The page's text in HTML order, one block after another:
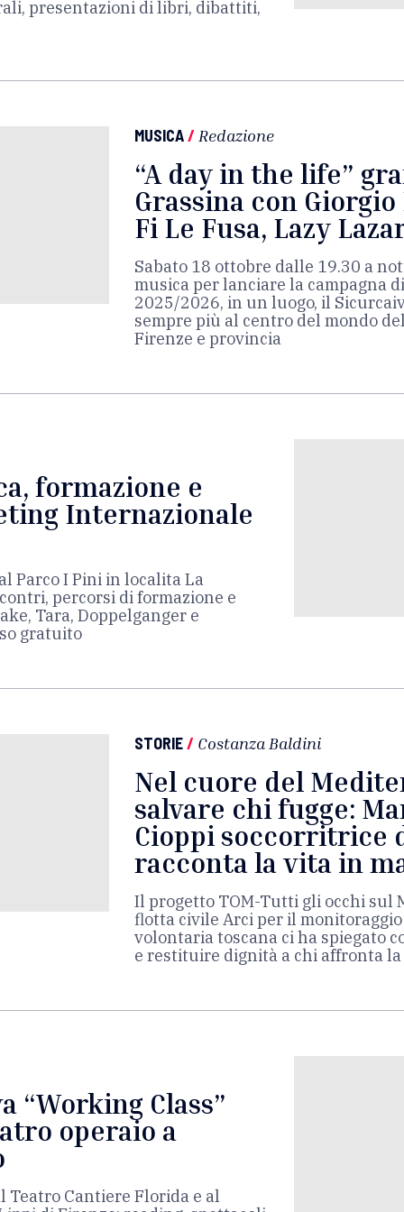
presentazioni di libri, dibattiti,
MUSICA/ Redazione
“A day in the life”
Grassina con
Fi Le Fusa, Lazy
Sabato 18 ottobre dalle 19.30 a
musica per lanciare la campagna
2025/2026, in un luogo, il
sempre più al centro del mondo
Firenze e provincia
formazione e
Internazionale
Parco I Pini in localita La
percorsi di formazione e
Tara, Doppelganger e
gratuito
STORIE/ Costanza Baldini
Nel cuore del
salvare chi fugge:
Cioppi soccorritrice
racconta la vita in
Il progetto TOM-Tutti gli occhi sul
flotta civile Arci per il
volontaria toscana ci ha spiegato
e restituire dignità a chi affronta
“Working Class”
operaio a
Teatro Cantiere Florida e al